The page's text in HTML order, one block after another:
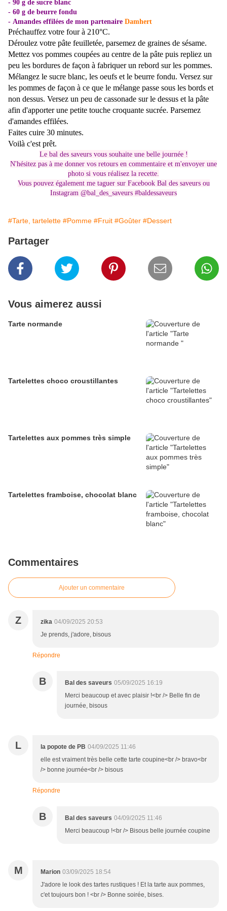
- 90 g de sucre blanc
- 60 g de beurre fondu
- Amandes effilées de mon partenaire Damhert
Préchauffez votre four à 210°C.
Déroulez votre pâte feuilletée, parsemez de graines de sésame.
Mettez vos pommes coupées au centre de la pâte puis repliez un
peu les bordures de façon à fabriquer un rebord sur les pommes.
Mélangez le sucre blanc, les oeufs et le beurre fondu. Versez sur
les pommes de façon à ce que le mélange passe sous les bords et
non dessus. Versez un peu de cassonade sur le dessus et la pâte
afin d'apporter une petite touche croquante sucrée. Parsemez
d'amandes effilées.
Faites cuire 30 minutes.
Voilà c'est prêt.
Le bal des saveurs vous souhaite une belle journée !
N'hésitez pas à me donner vos retours en commentaire et m'envoyer une
photo si vous réalisez la recette.
Vous pouvez également me taguer sur Facebook Bal des saveurs ou
Instagram @bal_des_saveurs #baldessaveurs
#Tarte, tartelette #Pomme #Fruit #Goûter #Dessert
Partager
Vous aimerez aussi
Tarte normande
Tartelettes choco croustillantes
Tartelettes aux pommes très simple
Tartelettes framboise, chocolat blanc
Commentaires
Ajouter un commentaire
Z zika 04/09/2025 20:53
Je prends, j'adore, bisous
Répondre
B Bal des saveurs 05/09/2025 16:19
Merci beaucoup et avec plaisir !<br /> Belle fin de
journée, bisous
L la popote de PB 04/09/2025 11:46
elle est vraiment très belle cette tarte coupine<br /> bravo<br
/> bonne journée<br /> bisous
Répondre
B Bal des saveurs 04/09/2025 11:46
Merci beaucoup !<br /> Bisous belle journée coupine
M Marion 03/09/2025 18:54
J'adore le look des tartes rustiques ! Et la tarte aux pommes,
c'et toujours bon ! <br /> Bonne soirée, bises.